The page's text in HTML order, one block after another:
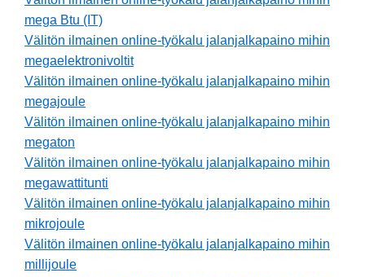
mega Btu (IT)
Välitön ilmainen online-työkalu jalanjalkapaino mihin
megaelektronivoltit
Välitön ilmainen online-työkalu jalanjalkapaino mihin
megajoule
Välitön ilmainen online-työkalu jalanjalkapaino mihin
megaton
Välitön ilmainen online-työkalu jalanjalkapaino mihin
megawattitunti
Välitön ilmainen online-työkalu jalanjalkapaino mihin
mikrojoule
Välitön ilmainen online-työkalu jalanjalkapaino mihin
millijoule